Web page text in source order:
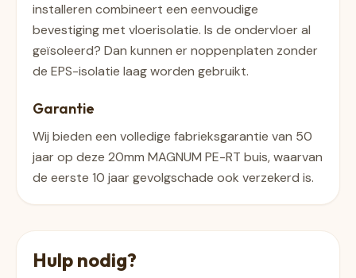
installeren combineert een eenvoudige
bevestiging met vloerisolatie. Is de ondervloer al
geïsoleerd? Dan kunnen er noppenplaten zonder
de EPS-isolatie laag worden gebruikt.
Garantie
Wij bieden een volledige fabrieksgarantie van 50
jaar op deze 20mm MAGNUM PE-RT buis, waarvan
de eerste 10 jaar gevolgschade ook verzekerd is.
Hulp nodig?